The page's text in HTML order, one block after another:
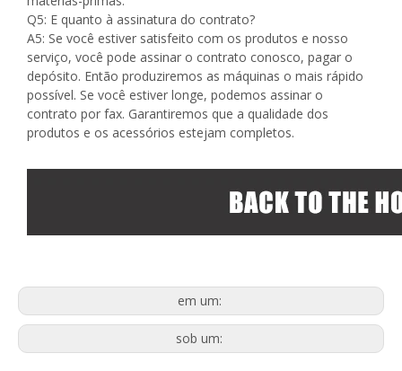
Q5: E quanto à assinatura do contrato?
A5: Se você estiver satisfeito com os produtos e nosso
serviço, você pode assinar o contrato conosco, pagar o
depósito. Então produziremos as máquinas o mais rápido
possível. Se você estiver longe, podemos assinar o
contrato por fax. Garantiremos que a qualidade dos
produtos e os acessórios estejam completos.
em um:
sob um: